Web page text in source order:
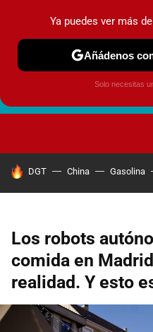
HOY SE HABLA DE
DGT China Gasolina
Los robots
comida en
realidad. Y esto
Ya puedes ver más
Añádenos
Solo necesitas